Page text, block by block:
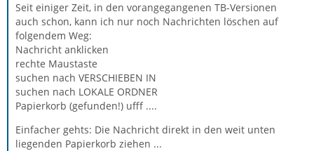
Seit einiger Zeit, in den vorangegangenen TB-Versionen
auch schon, kann ich nur noch Nachrichten löschen auf
folgendem Weg:
Nachricht anklicken
rechte Maustaste
suchen nach VERSCHIEBEN IN
suchen nach LOKALE ORDNER
Papierkorb (gefunden!) ufff ....
Einfacher gehts: Die Nachricht direkt in den weit unten
liegenden Papierkorb ziehen ...